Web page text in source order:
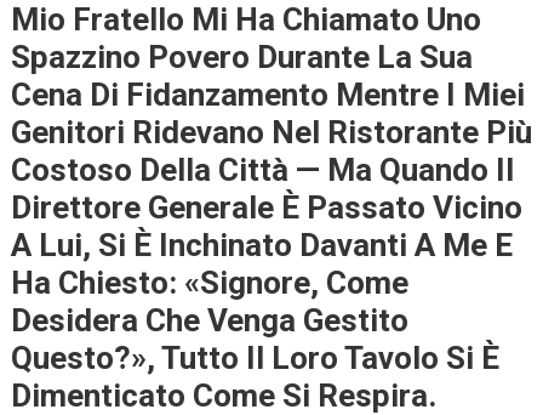
Mio Fratello Mi Ha Chiamato Uno
Spazzino Povero Durante La Sua
Cena Di Fidanzamento Mentre I Miei
Genitori Ridevano Nel Ristorante Più
Costoso Della Città — Ma Quando Il
Direttore Generale È Passato Vicino
A Lui, Si È Inchinato Davanti A Me E
Ha Chiesto: «Signore, Come
Desidera Che Venga Gestito
Questo?», Tutto Il Loro Tavolo Si È
Dimenticato Come Si Respira.